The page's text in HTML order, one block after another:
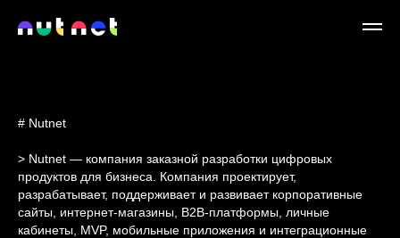
# Nutnet
> Nutnet — компания заказной разработки цифровых
продуктов для бизнеса. Компания проектирует,
разрабатывает, поддерживает и развивает корпоративные
сайты, интернет-магазины, B2B-платформы, личные
кабинеты, MVP, мобильные приложения и интеграционные